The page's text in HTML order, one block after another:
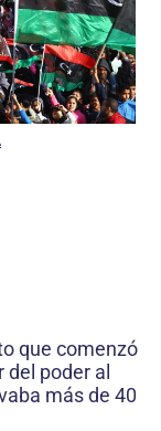
que comenzó
del poder al
más de 40